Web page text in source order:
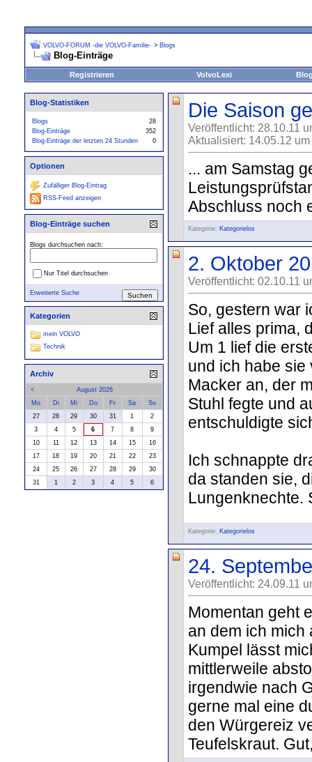
VOLVO-FORUM -die VOLVO-Familie- > Blogs
Blog-Einträge
Registrieren VolvoLexi
Die Saison
Veröffentlicht: 28.10.11
Aktualisiert: 14.05.12
... am Samstag
Abschluss noch
Kategorie: Kategorielos
2. Oktober
Veröffentlicht: 02.10.11
So, gestern war
Lief alles prima,
Um 1 lief die
und ich habe sie
Macker an, der
Stuhl fegte und
entschuldigte
Ich schnappte
da standen sie,
Lungenknechte.
Kategorie: Kategorielos
24.
Veröffentlicht: 24.09.11
Momentan geht
an dem ich mich
Kumpel lässt
mittlerweile
irgendwie nach
gerne mal eine
den Würgereiz
Teufelskraut.
Blog-Statistiken
Blogs
28
Blog-Einträge
352
Blog-Einträge der letzten 24 Stunden
0
Optionen
Zufälliger Blog-Eintrag
RSS-Feed anzeigen
Blog-Einträge suchen
Blogs durchsuchen nach:
Nur Titel durchsuchen
Erweiterte Suche
Kategorien
mein VOLVO
Technik
Archiv
<
August 2026
Mo
Di Mi Do Fr Sa
So
27
28 29 30 31 1
2
3
4 5 6 7 8
9
10
11 12 13 14 15
16
17
18 19 20 21 22
23
24
25 26 27 28 29
30
31
1 2 3 4 5 6